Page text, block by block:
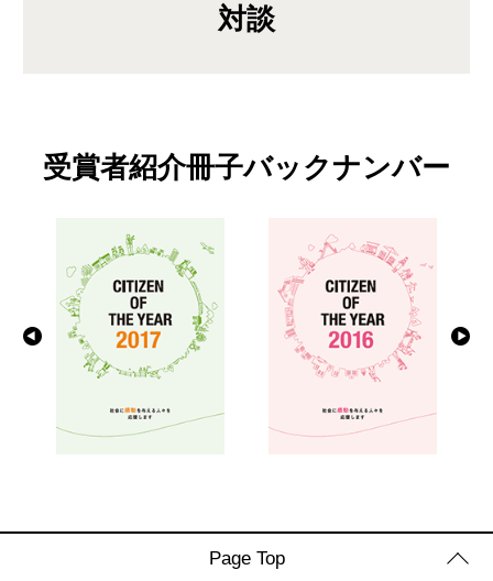
対談
受賞者紹介冊子バックナンバー
Page Top